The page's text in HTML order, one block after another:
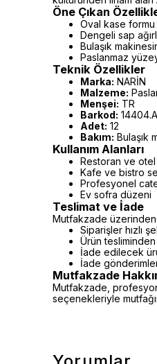
Öne Çıkan
Oval kase formu
Dengeli sap
Bulaşık
Paslanmaz
Teknik Özellikler
Marka: NARİN
Malzeme:
Menşei: TR
Barkod:
Adet: 12
Bakım: Bulaşık
Kullanım Alanları
Restoran ve otel
Kafe ve bistro
Profesyonel
Ev sofra düzeni
Teslimat ve İade
Mutfakzade üzerinden
Siparişler hızlı
Ürün
İade edilecek
İade
Mutfakzade
Mutfakzade,
seçenekleriyle